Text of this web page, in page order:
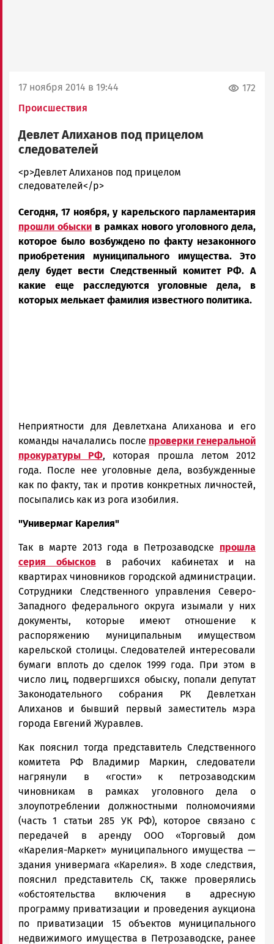
17 ноября 2014 в 19:44
Происшествия
172
Девлет Алиханов под прицелом
следователей
Алексей
Смирнов
Петрозаводска
и
Карелии
|
Петрозаводск
ГОВОРИТ
<p>Девлет Алиханов под прицелом
следователей</p>
Сегодня, 17 ноября, у карельского парламентария
прошли обыски в рамках нового уголовного дела,
которое было возбуждено по факту незаконного
приобретения муниципального имущества. Это
делу будет вести Следственный комитет РФ. А
какие еще расследуются уголовные дела, в
которых мелькает фамилия известного политика.
Неприятности для Девлетхана Алиханова и его
команды началались после проверки генеральной
прокуратуры РФ, которая прошла летом 2012
года. После нее уголовные дела, возбужденные
как по факту, так и против конкретных личностей,
посыпались как из рога изобилия.
"Универмаг Карелия"
Так в марте 2013 года в Петрозаводске прошла
серия обысковв рабочих кабинетах и на
квартирах чиновников городской администрации.
Сотрудники Следственного управления Северо-
Западного федерального округа изымали у них
документы, которые имеют отношение к
распоряжению муниципальным имуществом
карельской столицы. Следователей интересовали
бумаги вплоть до сделок 1999 года. При этом в
число лиц, подвергшихся обыску, попали депутат
Законодательного собрания РК Девлетхан
Алиханов и бывший первый заместитель мэра
города Евгений Журавлев.
Как пояснил тогда представитель Следственного
комитета РФ Владимир Маркин, следователи
нагрянули в «гости» к петрозаводским
чиновникам в рамках уголовного дела о
злоупотреблении должностными полномочиями
(часть 1 статьи 285 УК РФ), которое связано с
передачей в аренду ООО «Торговый дом
«Карелия-Маркет» муниципального имущества —
здания универмага «Карелия». В ходе следствия,
пояснил представитель СК, также проверялись
«обстоятельства включения в адресную
программу приватизации и проведения аукциона
по приватизации 15 объектов муниципального
недвижимого имущества в Петрозаводске, ранее